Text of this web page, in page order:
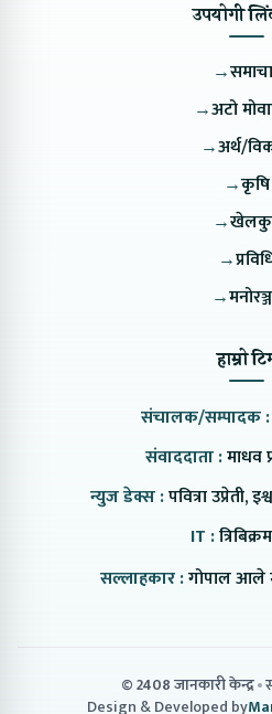
उपयोगी
→
→अटो
→अर्थ/
→कृषि
→
→
→
हाम्रो
संचालक/सम्पादक :
संवाददाता :माधव
न्युज डेक्स :पवित्रा उप्रेती,
IT :
सल्लाहकार :गोपाल आले
© 2408 जानकारी केन्द्र
Design & Developed by